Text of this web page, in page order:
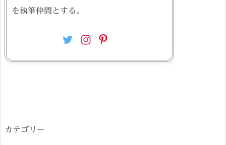
を執筆仲間とする。
カテゴリー